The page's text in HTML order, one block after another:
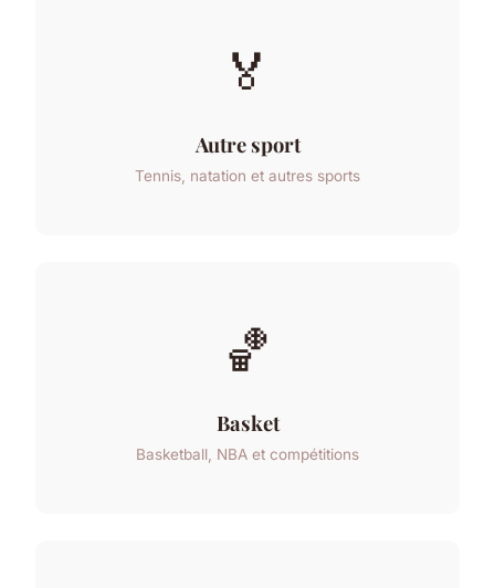
🏅
Autre sport
Tennis, natation et autres sports
🏀
Basket
Basketball, NBA et compétitions